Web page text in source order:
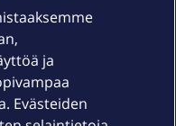
ja
Evästeiden